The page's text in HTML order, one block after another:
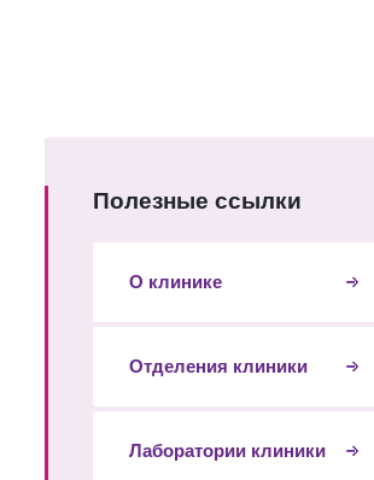
Полезные ссылки
О клинике
Отделения клиники
Лаборатории клиники